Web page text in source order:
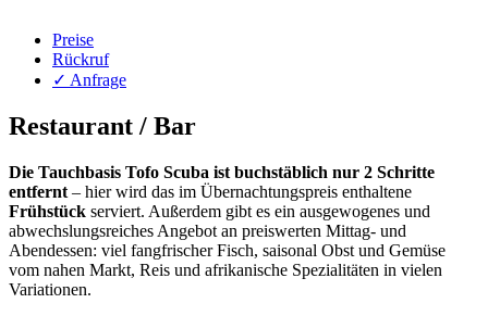
Preise
Rückruf
✓ Anfrage
Restaurant / Bar
Die Tauchbasis Tofo Scuba ist buchstäblich nur 2 Schritte
entfernt – hier wird das im Übernachtungspreis enthaltene
Frühstück serviert. Außerdem gibt es ein ausgewogenes und
abwechslungsreiches Angebot an preiswerten Mittag- und
Abendessen: viel fangfrischer Fisch, saisonal Obst und Gemüse
vom nahen Markt, Reis und afrikanische Spezialitäten in vielen
Variationen.